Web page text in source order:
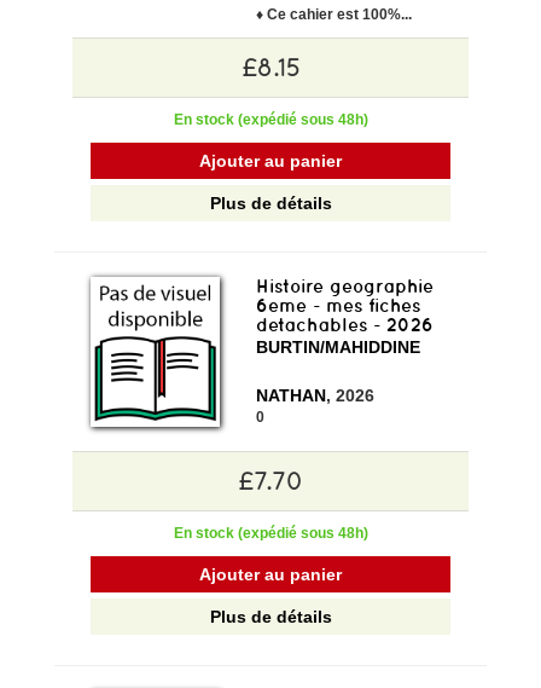
♦ Ce cahier est 100%...
£8.15
En stock (expédié sous 48h)
Ajouter au panier
Plus de détails
Histoire geographie
6eme - mes fiches
detachables - 2026
BURTIN/MAHIDDINE
NATHAN, 2026
0
£7.70
En stock (expédié sous 48h)
Ajouter au panier
Plus de détails